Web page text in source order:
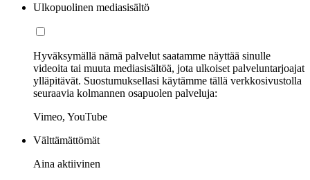
Ulkopuolinen mediasisältö
Hyväksymällä nämä palvelut saatamme näyttää sinulle
videoita tai muuta mediasisältöä, jota ulkoiset palveluntarjoajat
ylläpitävät. Suostumuksellasi käytämme tällä verkkosivustolla
seuraavia kolmannen osapuolen palveluja:
Vimeo, YouTube
Välttämättömät
Aina aktiivinen